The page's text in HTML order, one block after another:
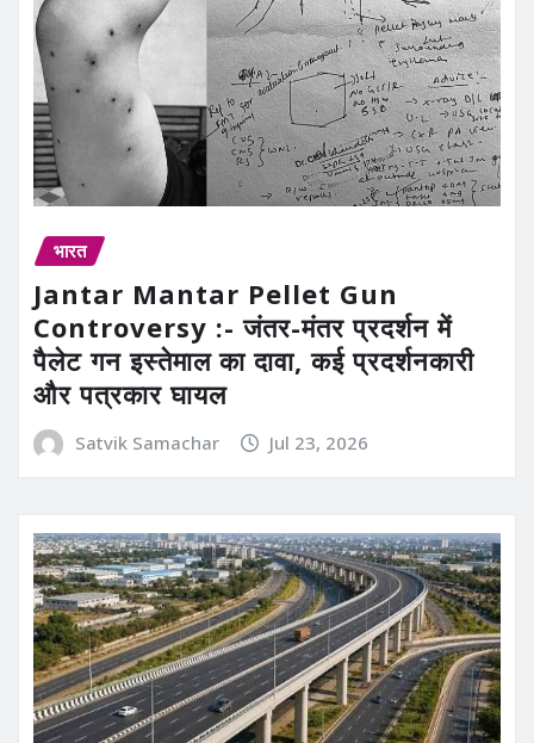
भारत
Jantar Mantar Pellet Gun
Controversy :- जंतर-मंतर प्रदर्शन में
पैलेट गन इस्तेमाल का दावा, कई प्रदर्शनकारी
और पत्रकार घायल
Satvik Samachar Jul 23, 2026